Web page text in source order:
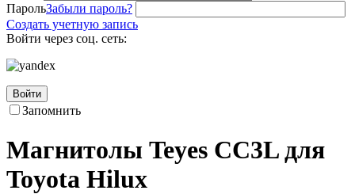
ПарольЗабыли пароль?
Создать учетную запись
Войти через соц. сеть:
Войти
Запомнить
Магнитолы Teyes CC3L для
Toyota Hilux